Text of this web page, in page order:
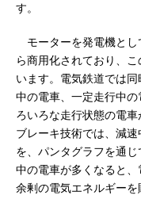
す。
モーターを発電機とし
ら商用化されており、
います。電気鉄道では
中の電車、一定走行中
ろいろな走行状態の電
ブレーキ技術では、減
を、パンタグラフを通
中の電車が多くなると
余剰の電気エネルギー